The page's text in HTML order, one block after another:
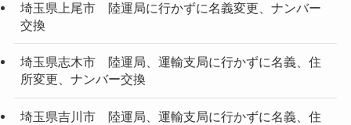
埼玉県上尾市 陸運局に行かずに名義変更、ナンバー
交換
埼玉県志木市 陸運局、運輸支局に行かずに名義、住
所変更、ナンバー交換
埼玉県吉川市 陸運局、運輸支局に行かずに名義、住